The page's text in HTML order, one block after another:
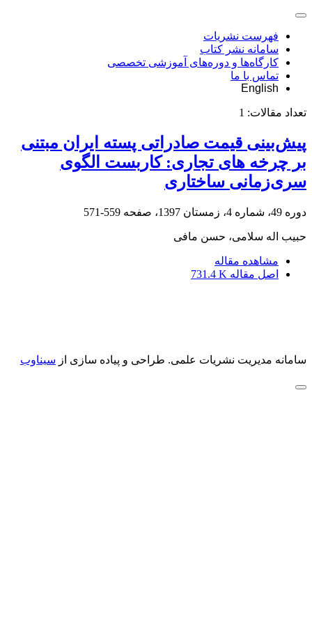
فهرست نشریات
سامانه نشر کتاب
کارگاه‌ها و دوره‌های آموزشی تخصصی
تماس با ما
English
تعداد مقالات: 1
پیش‌بینی قیمت صادراتی پسته ایران مبتنی
بر چرخه ‌های تجاری: کاربست الگوی
سری‌زمانی ساختاری
دوره 49، شماره 4، زمستان 1397، صفحه 559-571
حبیب اله سلامی، حسن مافی
مشاهده مقاله
اصل مقاله 731.4 K
سامانه مدیریت نشریات علمی. طراحی و پیاده سازی از سیناوب